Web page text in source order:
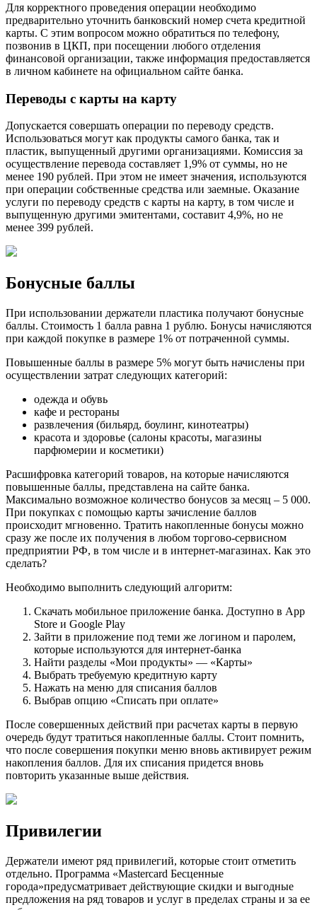
Для корректного проведения операции необходимо
предварительно уточнить банковский номер счета кредитной
карты. С этим вопросом можно обратиться по телефону,
позвонив в ЦКП, при посещении любого отделения
финансовой организации, также информация предоставляется
в личном кабинете на официальном сайте банка.
Переводы с карты на карту
Допускается совершать операции по переводу средств.
Использоваться могут как продукты самого банка, так и
пластик, выпущенный другими организациями. Комиссия за
осуществление перевода составляет 1,9% от суммы, но не
менее 190 рублей. При этом не имеет значения, используются
при операции собственные средства или заемные. Оказание
услуги по переводу средств с карты на карту, в том числе и
выпущенную другими эмитентами, составит 4,9%, но не
менее 399 рублей.
Бонусные баллы
При использовании держатели пластика получают бонусные
баллы. Стоимость 1 балла равна 1 рублю. Бонусы начисляются
при каждой покупке в размере 1% от потраченной суммы.
Повышенные баллы в размере 5% могут быть начислены при
осуществлении затрат следующих категорий:
одежда и обувь
кафе и рестораны
развлечения (бильярд, боулинг, кинотеатры)
красота и здоровье (салоны красоты, магазины
парфюмерии и косметики)
Расшифровка категорий товаров, на которые начисляются
повышенные баллы, представлена на сайте банка.
Максимально возможное количество бонусов за месяц – 5 000.
При покупках с помощью карты зачисление баллов
происходит мгновенно. Тратить накопленные бонусы можно
сразу же после их получения в любом торгово-сервисном
предприятии РФ, в том числе и в интернет-магазинах. Как это
сделать?
Необходимо выполнить следующий алгоритм:
Скачать мобильное приложение банка. Доступно в App
Store и Google Play
Зайти в приложение под теми же логином и паролем,
которые используются для интернет-банка
Найти разделы «Мои продукты» — «Карты»
Выбрать требуемую кредитную карту
Нажать на меню для списания баллов
Выбрав опцию «Списать при оплате»
После совершенных действий при расчетах карты в первую
очередь будут тратиться накопленные баллы. Стоит помнить,
что после совершения покупки меню вновь активирует режим
накопления баллов. Для их списания придется вновь
повторить указанные выше действия.
Привилегии
Держатели имеют ряд привилегий, которые стоит отметить
отдельно. Программа «Mastercard Бесценные
города»предусматривает действующие скидки и выгодные
предложения на ряд товаров и услуг в пределах страны и за ее